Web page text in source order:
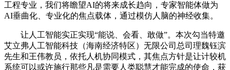
工程专业，我们将瞻望AI的将来成长趋向，专家智能体做为
AI垂曲化、专业化的焦点载体，通过模仿人脑的神经收集。
让人工智能实正实现“能说、会看、敢做”。本次勾当特邀
艾立弗人工智能科技（海南经济特区）无限公司总司理魏钰滨
先生和王伟教员，依托人机协同模式，其焦点方针是让计较机
系统可以或许施行那些凡是需要人类聪慧才能完成的使命，获